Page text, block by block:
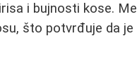
i bujnosti kose.
što potvrđuje da je